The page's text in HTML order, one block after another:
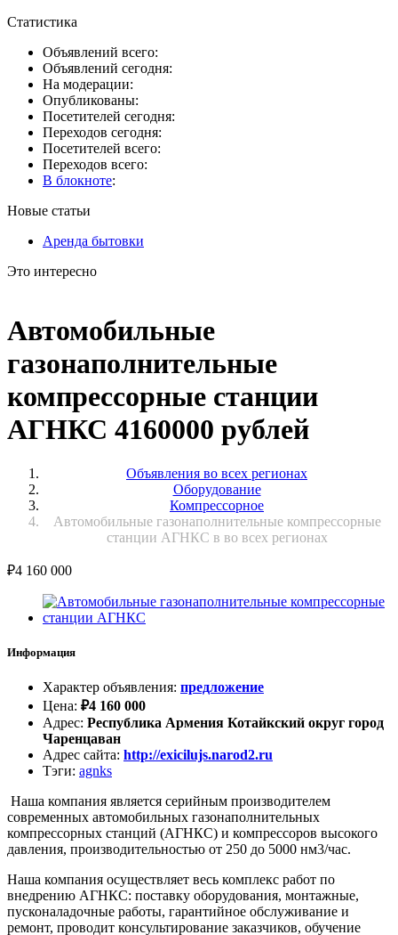
Статистика
Объявлений всего:
Объявлений сегодня:
На модерации:
Опубликованы:
Посетителей сегодня:
Переходов сегодня:
Посетителей всего:
Переходов всего:
В блокноте:
Новые статьи
Аренда бытовки
Это интересно
Автомобильные
газонаполнительные
компрессорные станции
АГНКС 4160000 рублей
Объявления во всех регионах
Оборудование
Компрессорное
Автомобильные газонаполнительные компрессорные
станции АГНКС в во всех регионах
₽4 160 000
Информация
Характер объявления: предложение
Цена: ₽4 160 000
Адрес: Республика Армения Котайкский округ город
Чаренцаван
Адрес сайта: http://exicilujs.narod2.ru
Тэги: agnks
Наша компания является серийным производителем
современных автомобильных газонаполнительных
компрессорных станций (АГНКС) и компрессоров высокого
давления, производительностью от 250 до 5000 нм3/час.
Наша компания осуществляет весь комплекс работ по
внедрению АГНКС: поставку оборудования, монтажные,
пусконаладочные работы, гарантийное обслуживание и
ремонт, проводит консультирование заказчиков, обучение